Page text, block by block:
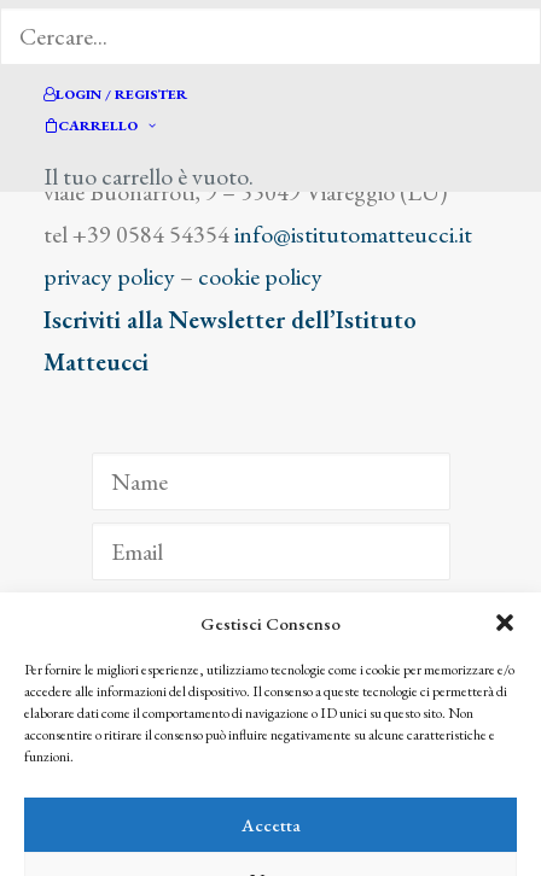
Gestisci Consenso
Per fornire le migliori esperienze, utilizziamo tecnologie come i cookie per memorizzare e/o
accedere alle informazioni del dispositivo. Il consenso a queste tecnologie ci permetterà di
elaborare dati come il comportamento di navigazione o ID unici su questo sito. Non
acconsentire o ritirare il consenso può influire negativamente su alcune caratteristiche e
funzioni.
Accetta
LOGIN / REGISTER
CARRELLO
Il tuo carrello è vuoto.
viale Buonarroti, 9 – 55049 Viareggio (LU)
tel +39 0584 54354info@istitutomatteucci.it
privacy policy– cookie policy
Iscriviti alla Newsletter dell’Istituto
Matteucci
ISCRIVITI
Facendo clic per iscriverti, riconosci che le tue informazioni saranno trattate
seguendo la nostra Privacy Policy
© 2025 Istituto Matteucci. All right reserved
l’autorizzazione scritta dei proprietari dei diritti e dell’Istituto Matteucci